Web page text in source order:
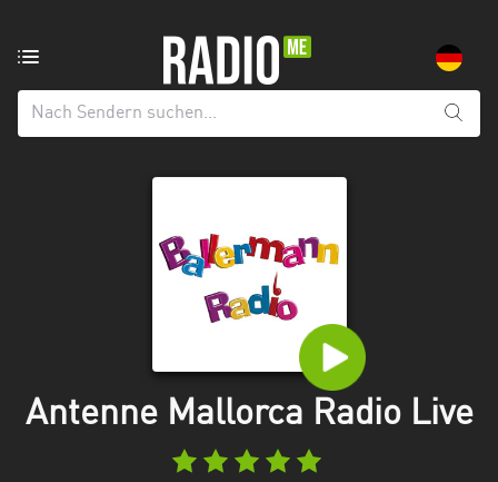
aus:
Alle
Bremen
Antenne Mallorca Radio Live